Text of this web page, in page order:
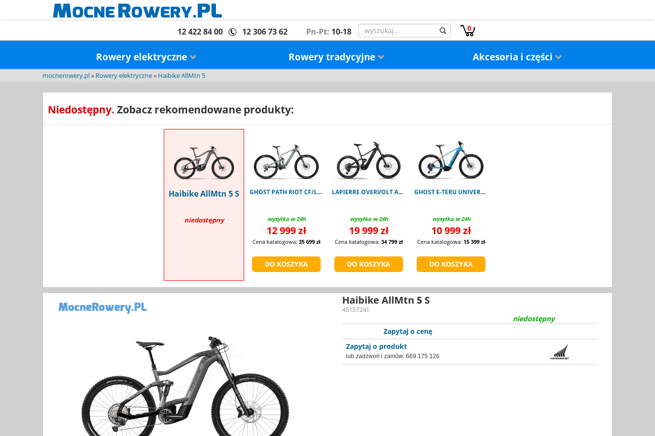
12 422 84 00 12 306 73 62 Pn-Pt: 10-18 0
Rowery elektryczne Rowery tradycyjne Akcesoria i części
mocnerowery.pl» Rowery elektryczne» Haibike AllMtn 5
Niedostępny. Zobacz rekomendowane produkty:
Haibike AllMtn 5 S
niedostępny
GHOST PATH RIOT CF/LC Advanced
wysyłka w 24h
12 999 zł
Cena katalogowa: 35 699 zł
LAPIERRE OVERVOLT AM 9.8 800Wh
wysyłka w 24h
19 999 zł
Cena katalogowa: 34 799 zł
GHOST E-TERU UNIVERSAL atlantic blue
wysyłka w 24h
10 999 zł
Cena katalogowa: 15 399 zł
Haibike AllMtn 5 S
45157241
niedostępny
Zapytaj o cenę
Zapytaj o produkt
lub zadzwoń i zamów: 669 175 126